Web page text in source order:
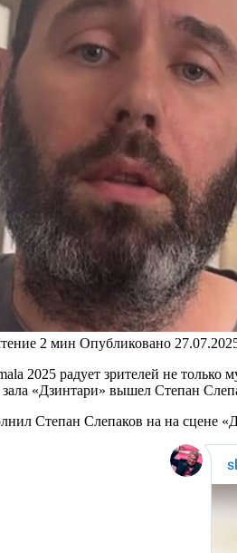
2 мин Опубликовано
2025 радует зрителей не
зала «Дзинтари» вышел Степан
Степан Слепаков на на сцене